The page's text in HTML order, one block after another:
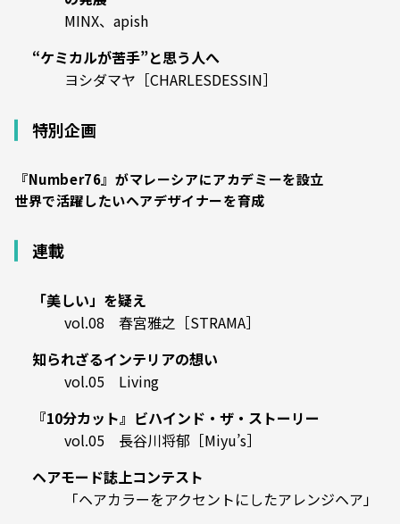
MINX、apish
“ケミカルが苦手”と思う人へ
ヨシダマヤ［CHARLESDESSIN］
特別企画
『Number76』がマレーシアにアカデミーを設立
世界で活躍したいヘアデザイナーを育成
連載
「美しい」を疑え
vol.08 春宮雅之［STRAMA］
知られざるインテリアの想い
vol.05 Living
『10分カット』ビハインド・ザ・ストーリー
vol.05 長谷川将郁［Miyu’s］
ヘアモード誌上コンテスト
「ヘアカラーをアクセントにしたアレンジヘア」